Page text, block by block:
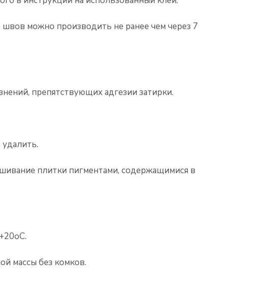
швов можно производить не ранее чем через 7
препятствующих адгезии затирки.
плитки пигментами, содержащимися в
oC.
массы без комков.